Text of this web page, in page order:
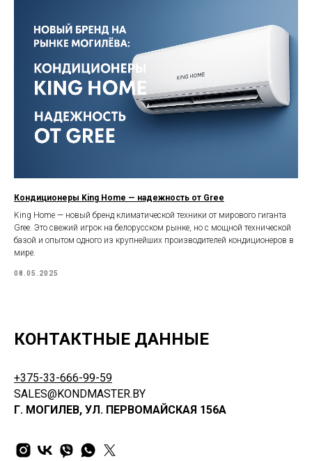
Кондиционеры King Home — надежность от Gree
King Home — новый бренд климатической техники от мирового гиганта
Gree. Это свежий игрок на белорусском рынке, но с мощной технической
базой и опытом одного из крупнейших производителей кондиционеров в
мире.
08.05.2025
КОНТАКТНЫЕ ДАННЫЕ
+375-33-666-99-59
SALES@KONDMASTER.BY
Г. МОГИЛЕВ, УЛ. ПЕРВОМАЙСКАЯ 156А